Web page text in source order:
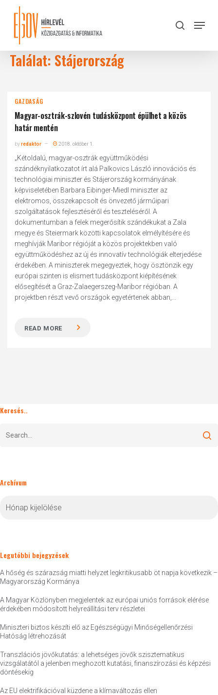
content
search
Menu
Találat: Stájerország
GAZDASÁG
Magyar-osztrák-szlovén tudásközpont épülhet a közös
határ mentén
byredaktor 2018. október 1.
„Kétoldalú, magyar-osztrák együttműködési
szándéknyilatkozatot írt alá Palkovics László innovációs és
technológiai miniszter és Stájerország kormányának
képviseletében Barbara Eibinger-Miedl miniszter az
elektromos, összekapcsolt és önvezető járműipari
szolgáltatások fejlesztéséről és teszteléséről. A
dokumentumban a felek megerősítik szándékukat a Zala
megye és Steiermark közötti kapcsolatok elmélyítésére és
meghívják Maribor régióját a közös projektekben való
együttműködéshez az új és innovatív technológiák elterjedése
érdekében. A miniszterek megegyeztek, hogy ösztönzik egy
európai szinten is elismert tudásközpont kiépítésének
elősegítését a Graz-Zalaegerszeg-Maribor régióban. A
projektben részt vevő országok egyetértenek abban,...
READ MORE
Keresés..
Archívum
Legutóbbi bejegyzések
A hőség és szárazság miatti helyzet legkritikusabb öt napja következik –
Magyarország Kormánya
A Magyar Közlönyben megjelentek az európai uniós források elérése
érdekében módosított helyreállítási terv részletei
Miniszteri biztos készíti elő az Egészségügyi Minőségellenőrzési
Hatóság létrehozását
Transzlációs jövőkutatás: a lehetséges jövők szisztematikus
vizsgálatától a jelenben meghozott kutatási, finanszírozási és képzési
döntésekig
Az EU elektrifikációval küzdene a klímaváltozás ellen
Close